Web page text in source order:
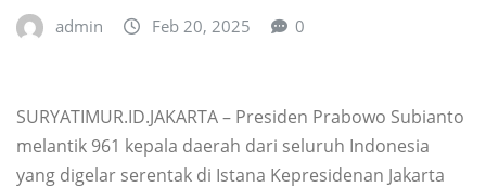
admin Feb 20, 2025 0
SURYATIMUR.ID.JAKARTA – Presiden Prabowo Subianto
melantik 961 kepala daerah dari seluruh Indonesia
yang digelar serentak di Istana Kepresidenan Jakarta